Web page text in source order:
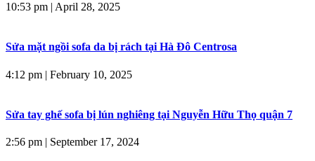
10:53 pm | April 28, 2025
Sửa mặt ngồi sofa da bị rách tại Hà Đô Centrosa
4:12 pm | February 10, 2025
Sửa tay ghế sofa bị lún nghiêng tại Nguyễn Hữu Thọ quận 7
2:56 pm | September 17, 2024